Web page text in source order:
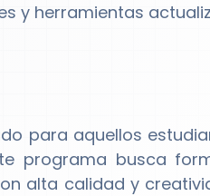
y herramientas
para aquellos
programa busca
alta calidad y